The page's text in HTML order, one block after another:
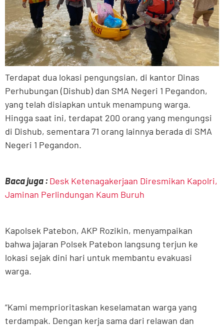
Terdapat dua lokasi pengungsian, di kantor Dinas
Perhubungan (Dishub) dan SMA Negeri 1 Pegandon,
yang telah disiapkan untuk menampung warga.
Hingga saat ini, terdapat 200 orang yang mengungsi
di Dishub, sementara 71 orang lainnya berada di SMA
Negeri 1 Pegandon.
Baca juga : Desk Ketenagakerjaan Diresmikan Kapolri,
Jaminan Perlindungan Kaum Buruh
Kapolsek Patebon, AKP Rozikin, menyampaikan
bahwa jajaran Polsek Patebon langsung terjun ke
lokasi sejak dini hari untuk membantu evakuasi
warga.
“Kami memprioritaskan keselamatan warga yang
terdampak. Dengan kerja sama dari relawan dan